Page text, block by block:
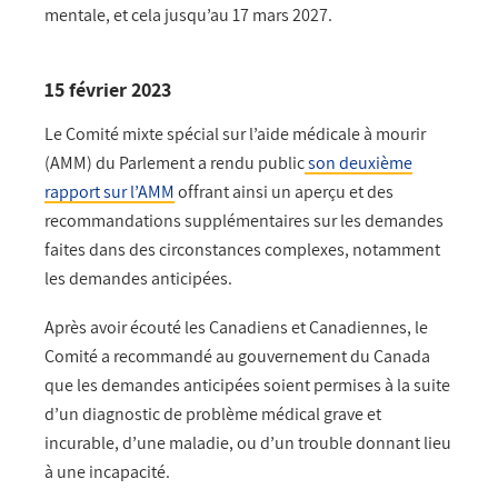
mentale, et cela jusqu’au 17 mars 2027.
15 février 2023
Le Comité mixte spécial sur l’aide médicale à mourir
(AMM) du Parlement a rendu publicson deuxième
rapport sur l’AMM offrant ainsi un aperçu et des
recommandations supplémentaires sur les demandes
faites dans des circonstances complexes, notamment
les demandes anticipées.
Après avoir écouté les Canadiens et Canadiennes, le
Comité a recommandé au gouvernement du Canada
que les demandes anticipées soient permises à la suite
d’un diagnostic de problème médical grave et
incurable, d’une maladie, ou d’un trouble donnant lieu
à une incapacité.